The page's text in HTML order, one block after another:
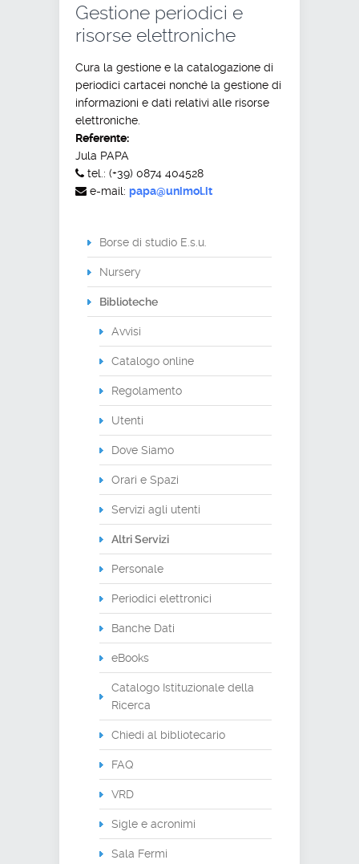
Gestione periodici e
risorse elettroniche
Cura la gestione e la catalogazione di
periodici cartacei nonché la gestione di
informazioni e dati relativi alle risorse
elettroniche.
Referente:
Jula PAPA
tel.: (+39) 0874 404528
e-mail: papa@unimol.it
Borse di studio E.s.u.
Nursery
Biblioteche
Avvisi
Catalogo online
Regolamento
Utenti
Dove Siamo
Orari e Spazi
Servizi agli utenti
Altri Servizi
Personale
Periodici elettronici
Banche Dati
eBooks
Catalogo Istituzionale della
Ricerca
Chiedi al bibliotecario
FAQ
VRD
Sigle e acronimi
Sala Fermi